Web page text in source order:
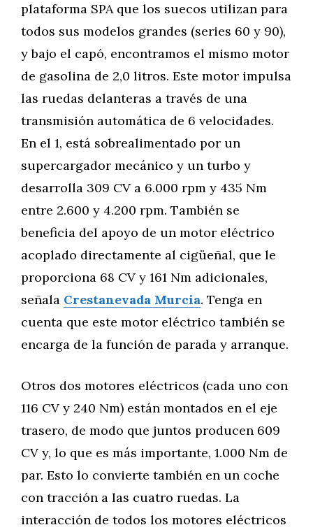
plataforma SPA que los suecos utilizan para
todos sus modelos grandes (series 60 y 90),
y bajo el capó, encontramos el mismo motor
de gasolina de 2,0 litros. Este motor impulsa
las ruedas delanteras a través de una
transmisión automática de 6 velocidades.
En el 1, está sobrealimentado por un
supercargador mecánico y un turbo y
desarrolla 309 CV a 6.000 rpm y 435 Nm
entre 2.600 y 4.200 rpm. También se
beneficia del apoyo de un motor eléctrico
acoplado directamente al cigüeñal, que le
proporciona 68 CV y 161 Nm adicionales,
señala Crestanevada Murcia. Tenga en
cuenta que este motor eléctrico también se
encarga de la función de parada y arranque.
Otros dos motores eléctricos (cada uno con
116 CV y 240 Nm) están montados en el eje
trasero, de modo que juntos producen 609
CV y, lo que es más importante, 1.000 Nm de
par. Esto lo convierte también en un coche
con tracción a las cuatro ruedas. La
interacción de todos los motores eléctricos